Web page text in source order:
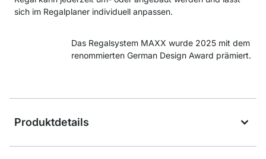
sich im Regalplaner individuell anpassen.
Das Regalsystem MAXX wurde 2025 mit dem
renommierten German Design Award prämiert.
Produktdetails